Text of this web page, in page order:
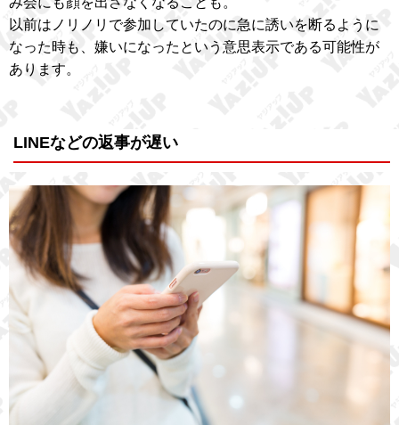
以前はノリノリで参加していたのに急に誘いを断るように
なった時も、嫌いになったという意思表示である可能性が
あります。
LINEなどの返事が遅い